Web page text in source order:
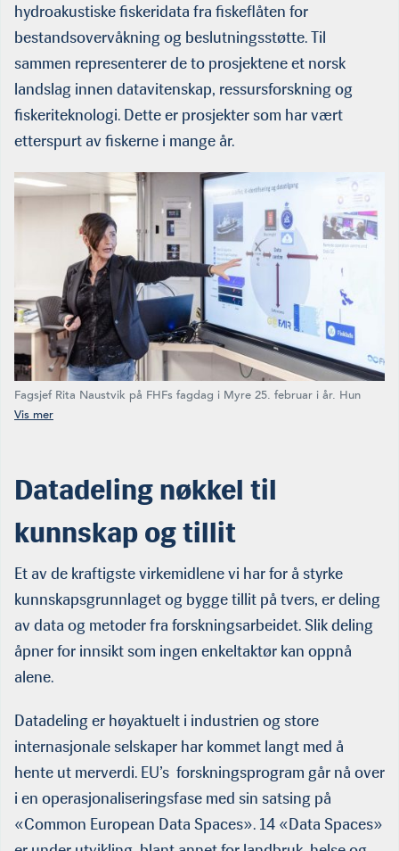
hydroakustiske fiskeridata fra fiskeflåten for
bestandsovervåkning og beslutningsstøtte. Til
sammen representerer de to prosjektene et norsk
landslag innen datavitenskap, ressursforskning og
fiskeriteknologi. Dette er prosjekter som har vært
etterspurt av fiskerne i mange år.
Fagsjef Rita Naustvik på FHFs fagdag i Myre 25. februar i år. Hun
holdt foredrag om utviklingen av et system for dataflyt av fiskeridata
Datadeling nøkkel til
kunnskap og tillit
Et av de kraftigste virkemidlene vi har for å styrke
kunnskapsgrunnlaget og bygge tillit på tvers, er deling
av data og metoder fra forskningsarbeidet. Slik deling
åpner for innsikt som ingen enkeltaktør kan oppnå
alene.
Datadeling er høyaktuelt i industrien og store
internasjonale selskaper har kommet langt med å
hente ut merverdi. EU’s forskningsprogram går nå over
i en operasjonaliseringsfase med sin satsing på
«Common European Data Spaces». 14 «Data Spaces»